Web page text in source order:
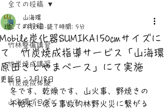
全ての投稿
竹林整備講習
竹炭焼成講習
竹炭焼成体験
山海環ブログについて
全ての投稿
Mobile炭化器SUMIKA150㎝サイズに
て 竹炭焼成指導サービス「山海環
原田さとやまベース」にて実施
山海環
2月13日 読了時間: 5分
更新日：2月18日
冬です、乾燥です、山火事、野焼きの
不始末に依る事故的林野火災に繋がる